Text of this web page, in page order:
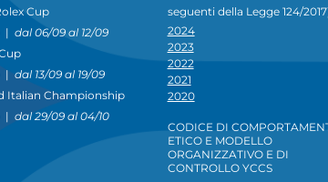
Cup
|dal 06/09 al 12/09
|dal 13/09 al 19/09
Italian Championship
|dal 29/09 al 04/10
seguenti della Legge 124/
2024
2023
2022
2021
2020
CODICE DI
ETICO E MODELLO
ORGANIZZATIVO E DI
CONTROLLO YCCS